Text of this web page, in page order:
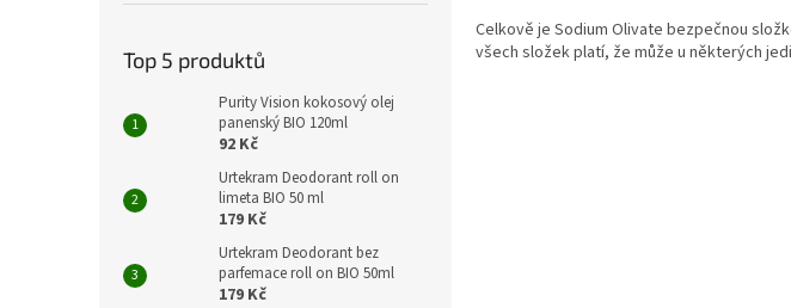
Top 5 produktů
Purity Vision kokosový olej
panenský BIO 120ml
92 Kč
Urtekram Deodorant roll on
limeta BIO 50 ml
179 Kč
Urtekram Deodorant bez
parfemace roll on BIO 50ml
179 Kč
Celkově je Sodium Olivate bezpečnou
všech složek platí, že může u některých